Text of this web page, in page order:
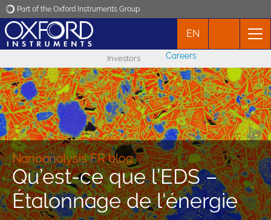
Part of the Oxford Instruments Group
Applications
Products
News
Events
Contact
EN
Investors Careers
Nanoanalysis FR blog
Qu’est-ce que l’EDS –
Étalonnage de l'énergie